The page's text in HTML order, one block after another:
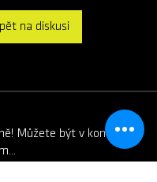
na diskusi
Můžete být v kontaktu
...